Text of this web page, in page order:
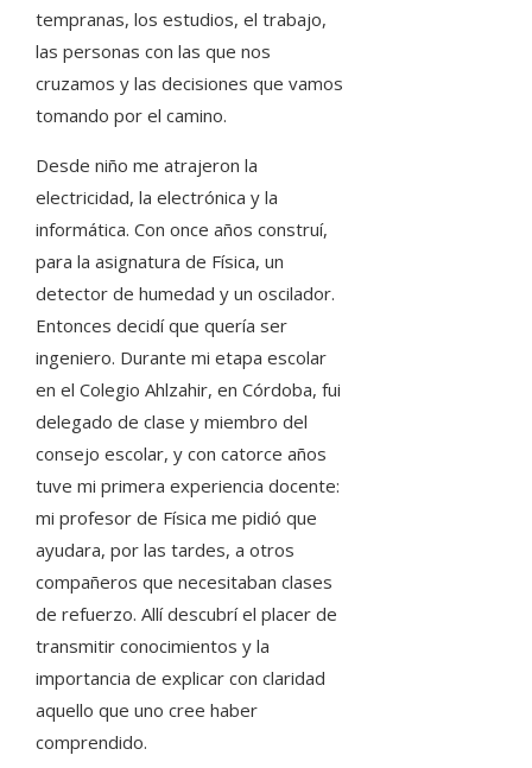
tempranas, los estudios, el trabajo,
las personas con las que nos
cruzamos y las decisiones que vamos
tomando por el camino.
Desde niño me atrajeron la
electricidad, la electrónica y la
informática. Con once años construí,
para la asignatura de Física, un
detector de humedad y un oscilador.
Entonces decidí que quería ser
ingeniero. Durante mi etapa escolar
en el Colegio Ahlzahir, en Córdoba, fui
delegado de clase y miembro del
consejo escolar, y con catorce años
tuve mi primera experiencia docente:
mi profesor de Física me pidió que
ayudara, por las tardes, a otros
compañeros que necesitaban clases
de refuerzo. Allí descubrí el placer de
transmitir conocimientos y la
importancia de explicar con claridad
aquello que uno cree haber
comprendido.